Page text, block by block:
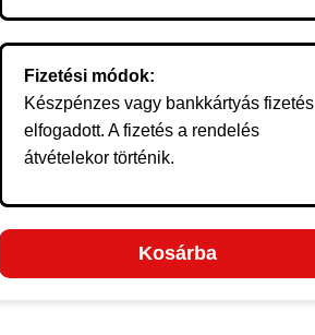
Fizetési módok:
Készpénzes vagy bankkártyás fizetés
elfogadott. A fizetés a rendelés
átvételekor történik.
Kosárba